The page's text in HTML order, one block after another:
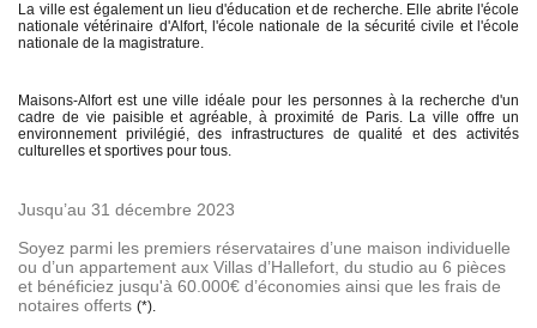
La ville est également un lieu d'éducation et de recherche. Elle abrite l'école
nationale vétérinaire d'Alfort, l'école nationale de la sécurité civile et l'école
nationale de la magistrature.
Maisons-Alfort est une ville idéale pour les personnes à la recherche d'un
cadre de vie paisible et agréable, à proximité de Paris. La ville offre un
environnement privilégié, des infrastructures de qualité et des activités
culturelles et sportives pour tous.
Jusqu’au 31 décembre 2023
Soyez parmi les premiers réservataires d’une maison individuelle
ou d’un appartement aux Villas d’Hallefort, du studio au 6 pièces
et bénéficiez jusqu'à 60.000€ d’économies ainsi que les frais de
notaires offerts (*).